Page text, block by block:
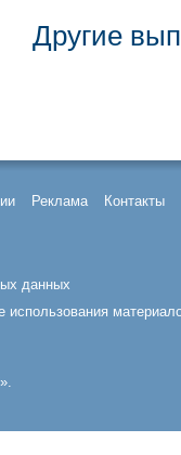
Другие
Реклама Контакты
данных
использования